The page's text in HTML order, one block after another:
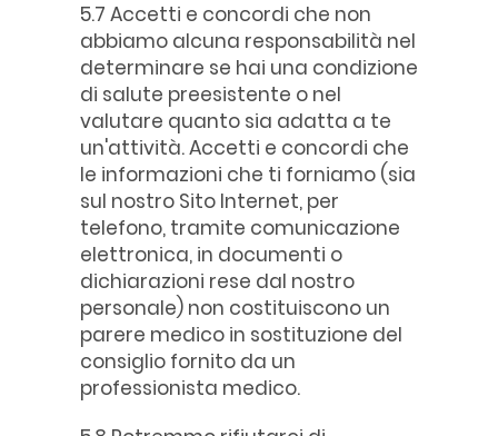
5.7 Accetti e concordi che non
abbiamo alcuna responsabilità nel
determinare se hai una condizione
di salute preesistente o nel
valutare quanto sia adatta a te
un'attività. Accetti e concordi che
le informazioni che ti forniamo (sia
sul nostro Sito Internet, per
telefono, tramite comunicazione
elettronica, in documenti o
dichiarazioni rese dal nostro
personale) non costituiscono un
parere medico in sostituzione del
consiglio fornito da un
professionista medico.